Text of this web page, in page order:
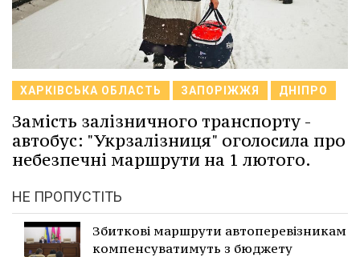
ХАРКІВСЬКА ОБЛАСТЬ ЗАПОРІЖЖЯ ДНІПРО
Замість залізничного транспорту -
автобус: "Укрзалізниця" оголосила про
небезпечні маршрути на 1 лютого.
НЕ ПРОПУСТІТЬ
Збиткові маршрути автоперевізникам
компенсуватимуть з бюджету